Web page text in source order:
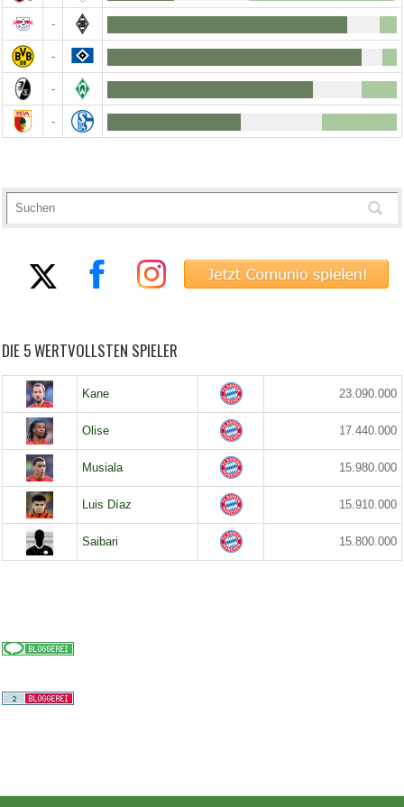
-
-
-
-
DIE 5 WERTVOLLSTEN SPIELER
Kane 23.090.000
Olise 17.440.000
Musiala 15.980.000
Luis Díaz 15.910.000
Saibari 15.800.000